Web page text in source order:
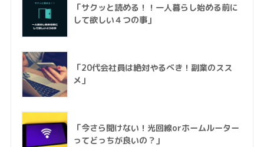
「サクッと読める！！一人暮らし始める前に
して欲しい４つの事」
「20代会社員は絶対やるべき！副業のスス
メ」
「今さら聞けない！光回線orホームルーター
ってどっちが良いの？」